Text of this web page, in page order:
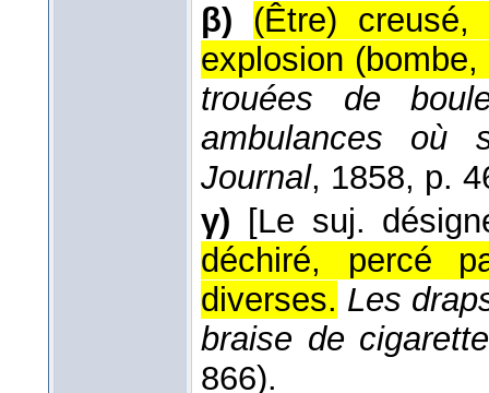
β)
(Être)
explosion (bombe,
trouées de
ambulances où
Journal, 1858, p.
γ) [Le suj.
déchiré, percé
diverses. Les
braise de cigarette
866).